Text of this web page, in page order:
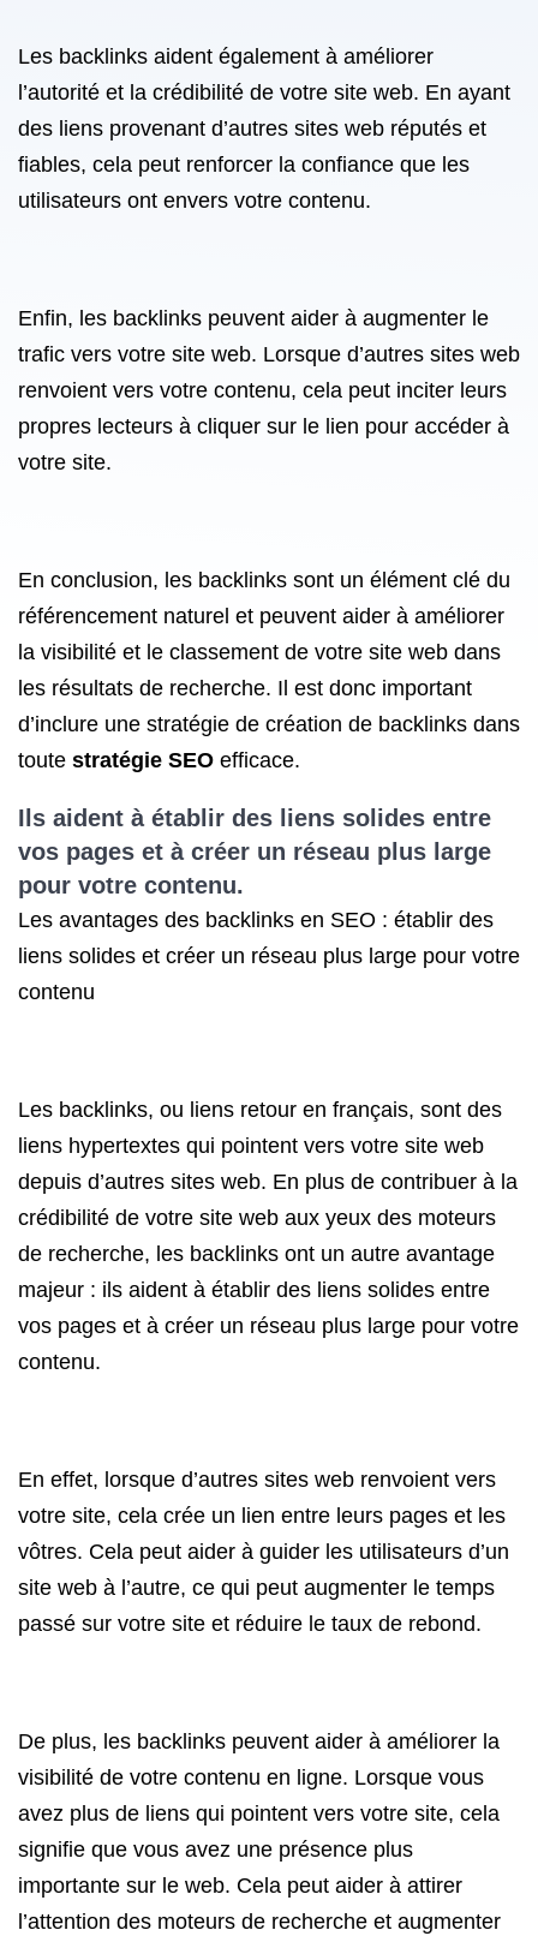
Les backlinks aident également à améliorer
l’autorité et la crédibilité de votre site web. En ayant
des liens provenant d’autres sites web réputés et
fiables, cela peut renforcer la confiance que les
utilisateurs ont envers votre contenu.
Enfin, les backlinks peuvent aider à augmenter le
trafic vers votre site web. Lorsque d’autres sites web
renvoient vers votre contenu, cela peut inciter leurs
propres lecteurs à cliquer sur le lien pour accéder à
votre site.
En conclusion, les backlinks sont un élément clé du
référencement naturel et peuvent aider à améliorer
la visibilité et le classement de votre site web dans
les résultats de recherche. Il est donc important
d’inclure une stratégie de création de backlinks dans
toute stratégie SEO efficace.
Ils aident à établir des liens solides entre
vos pages et à créer un réseau plus large
pour votre contenu.
Les avantages des backlinks en SEO : établir des
liens solides et créer un réseau plus large pour votre
contenu
Les backlinks, ou liens retour en français, sont des
liens hypertextes qui pointent vers votre site web
depuis d’autres sites web. En plus de contribuer à la
crédibilité de votre site web aux yeux des moteurs
de recherche, les backlinks ont un autre avantage
majeur : ils aident à établir des liens solides entre
vos pages et à créer un réseau plus large pour votre
contenu.
En effet, lorsque d’autres sites web renvoient vers
votre site, cela crée un lien entre leurs pages et les
vôtres. Cela peut aider à guider les utilisateurs d’un
site web à l’autre, ce qui peut augmenter le temps
passé sur votre site et réduire le taux de rebond.
De plus, les backlinks peuvent aider à améliorer la
visibilité de votre contenu en ligne. Lorsque vous
avez plus de liens qui pointent vers votre site, cela
signifie que vous avez une présence plus
importante sur le web. Cela peut aider à attirer
l’attention des moteurs de recherche et augmenter